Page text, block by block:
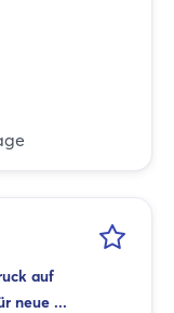
auf
neue ...